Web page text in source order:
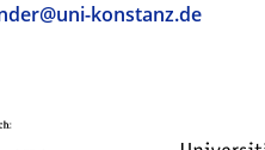
konstanz.de